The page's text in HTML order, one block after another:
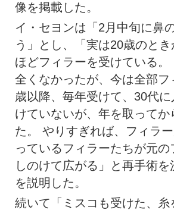
像を掲載した。
イ・セヨンは「2月中旬に鼻
う」とし、「実は20歳のと
ほどフィラーを受けている
全くなかったが、今は全部フ
歳以降、毎年受けて、30代
けていないが、年を取ってか
た。 やりすぎれば、フィラ
っているフィラーたちが元の
しのけて広がる」と再手術を
を説明した。
続いて「ミスコも受けた、糸